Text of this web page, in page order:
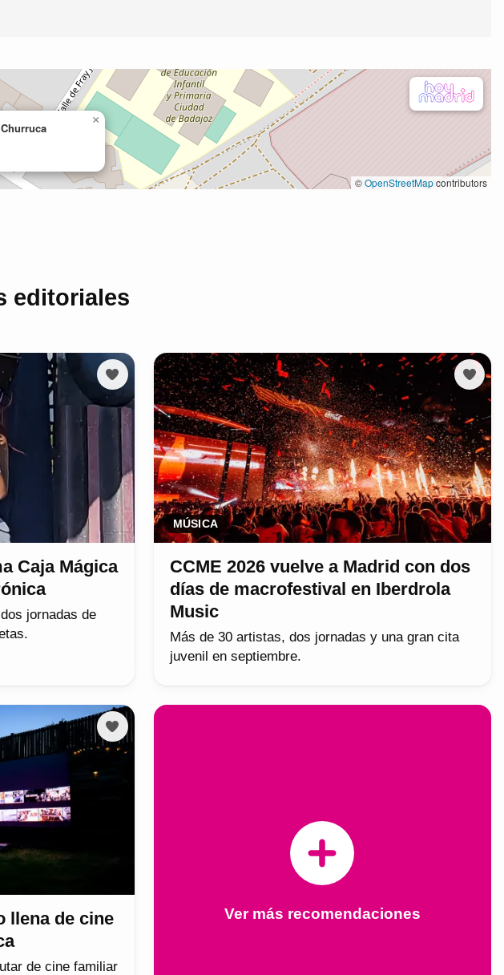
editoriales
Caja Mágica
jornadas de
MÚSICA
CCME 2026 vuelve a Madrid con dos
días de macrofestival en Iberdrola
Music
Más de 30 artistas, dos jornadas y una gran cita
juvenil en septiembre.
llena de cine
de cine familiar
Ver más recomendaciones